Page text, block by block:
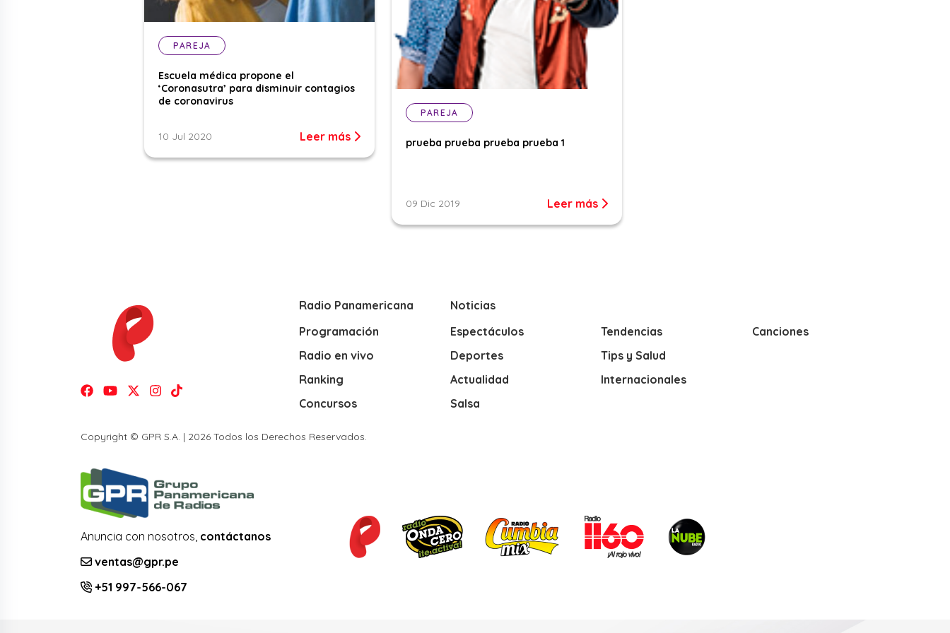
PAREJA
Escuela médica propone el
‘Coronasutra’ para disminuir contagios
de coronavirus
10 Jul 2020 Leer más
PAREJA
prueba prueba prueba prueba 1
09 Dic 2019 Leer más
Radio Panamericana
Programación
Radio en vivo
Ranking
Concursos
Noticias
Espectáculos
Deportes
Actualidad
Salsa
Tendencias
Tips y Salud
Internacionales
Canciones
Copyright © GPR S.A. | 2026 Todos los Derechos Reservados.
Anuncia con nosotros, contáctanos
ventas@gpr.pe
+51 997-566-067